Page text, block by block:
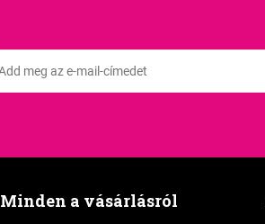
Minden a vásárlásról